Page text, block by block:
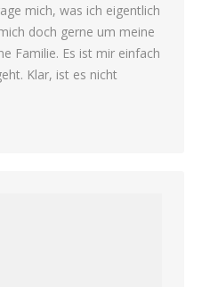
mich, was ich eigentlich
doch gerne um meine
Familie. Es ist mir einfach
Klar, ist es nicht